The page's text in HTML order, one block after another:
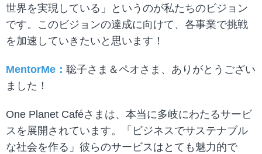
世界を実現している」というのが私たちのビジョン
です。このビジョンの達成に向けて、各事業で挑戦
を加速していきたいと思います！
MentorMe： 聡子さま＆ペオさま、ありがとうござい
ました！
One Planet Caféさまは、本当に多岐にわたるサービ
スを展開されています。「ビジネスでサステナブル
な社会を作る」彼らのサービスはとても魅力的で